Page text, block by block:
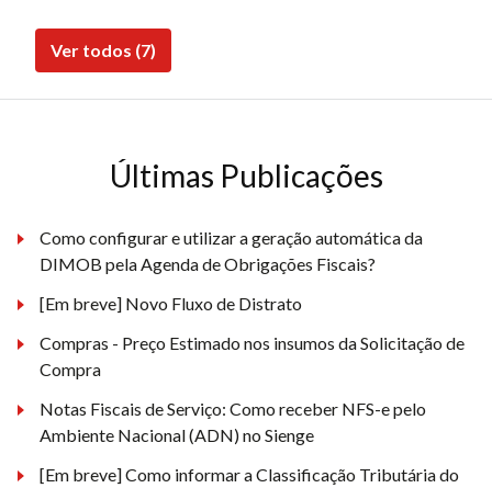
Ver todos (7)
Últimas Publicações
Como configurar e utilizar a geração automática da
DIMOB pela Agenda de Obrigações Fiscais?
[Em breve] Novo Fluxo de Distrato
Compras - Preço Estimado nos insumos da Solicitação de
Compra
Notas Fiscais de Serviço: Como receber NFS-e pelo
Ambiente Nacional (ADN) no Sienge
[Em breve] Como informar a Classificação Tributária do